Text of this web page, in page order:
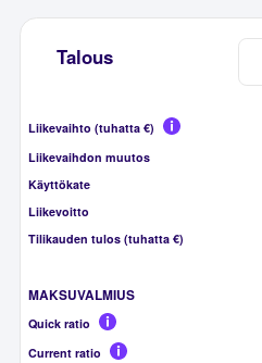
Talous
Liikevaihto (tuhatta €)
Liikevaihdon muutos
Käyttökate
Liikevoitto
Tilikauden tulos (tuhatta €)
MAKSUVALMIUS
Quick ratio
Current ratio